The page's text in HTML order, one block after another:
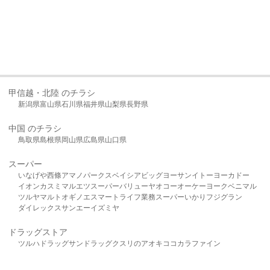
甲信越・北陸 のチラシ
新潟県富山県石川県福井県山梨県長野県
中国 のチラシ
鳥取県島根県岡山県広島県山口県
スーパー
いなげや西條アマノパークスベイシア ビッグヨーサンイトーヨーカドー
イオンカスミ マルエツスーパーバリューヤオコーオーケー ヨークベニマル
ツルヤマルト オギノ エスマート ライフ業務スーパーいかり フジグラン
ダイレックスサンエーイズミヤ
ドラッグストア
ツルハドラッグサンドラッグクスリのアオキ ココカラファイン